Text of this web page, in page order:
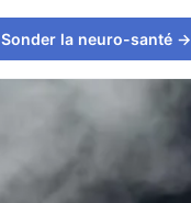
Sonder la neuro-santé →